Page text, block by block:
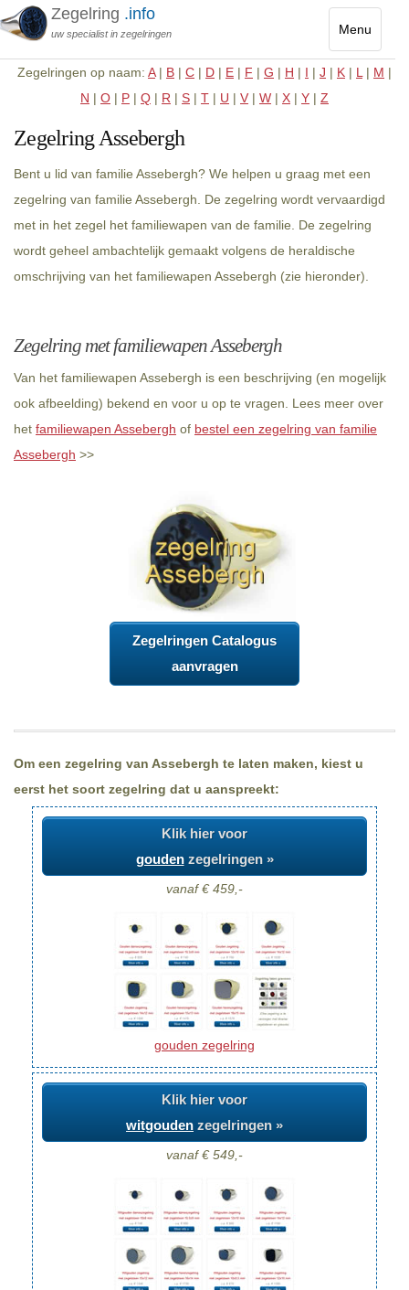
Menu
Toggle
Zegelring .info
uw specialist in zegelringen
Zegelringen op naam: A| B | C | D | E | F | G | H | I | J | K | L | M |
N | O | P | Q | R | S | T | U | V | W | X | Y | Z
Zegelring Assebergh
Bent u lid van familie Assebergh? We helpen u graag met een
zegelring van familie Assebergh. De zegelring wordt vervaardigd
met in het zegel het familiewapen van de familie. De zegelring
wordt geheel ambachtelijk gemaakt volgens de heraldische
omschrijving van het familiewapen Assebergh (zie hieronder).
Zegelring met familiewapen Assebergh
Van het familiewapen Assebergh is een beschrijving (en mogelijk
ook afbeelding) bekend en voor u op te vragen. Lees meer over
het familiewapen Assebergh of bestel een zegelring van familie
Assebergh >>
Zegelringen Catalogus
aanvragen
Om een zegelring van Assebergh te laten maken, kiest u
eerst het soort zegelring dat u aanspreekt:
Klik hier voor
goudenzegelringen »
vanaf € 459,-
gouden zegelring
Klik hier voor
witgouden zegelringen »
vanaf € 549,-